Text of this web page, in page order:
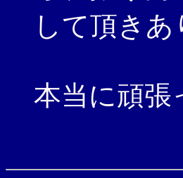
して頂き
本当に頑張